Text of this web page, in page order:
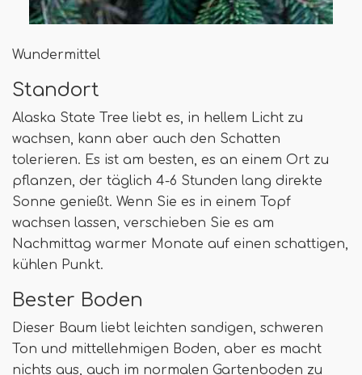
Wundermittel
Standort
Alaska State Tree liebt es, in hellem Licht zu
wachsen, kann aber auch den Schatten
tolerieren. Es ist am besten, es an einem Ort zu
pflanzen, der täglich 4-6 Stunden lang direkte
Sonne genießt. Wenn Sie es in einem Topf
wachsen lassen, verschieben Sie es am
Nachmittag warmer Monate auf einen schattigen,
kühlen Punkt.
Bester Boden
Dieser Baum liebt leichten sandigen, schweren
Ton und mittellehmigen Boden, aber es macht
nichts aus, auch im normalen Gartenboden zu